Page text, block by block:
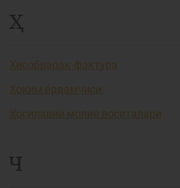
Ҳ
Ҳисобварақ-фактура
Ҳоким ёрдамчиси
Ҳосилавий молия воситалари
Ч